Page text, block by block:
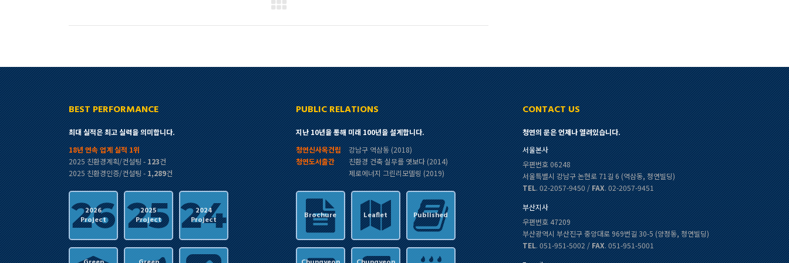
BEST PERFORMANCE
최대 실적은 최고 실력을 의미합니다.
18년 연속 업계 실적 1위
2025 친환경계획/컨설팅 -123건
2025 친환경인증/컨설팅 -1,289건
2026
Project
2025
Project
2024
Project
PUBLIC RELATIONS
지난 10년을 통해 미래 100년을 설계합니다.
청연신사옥건립
강남구 역삼동 (2018)
청연도서출간
친환경 건축 실무를 엿보다 (2014)
제로에너지 그린리모델링 (2019)
Brochure Leaflet Published
CONTACT US
청연의 문은 언제나 열려있습니다.
서울본사
우편번호 06248
서울특별시 강남구 논현로 71길 6 (역삼동, 청연빌딩)
TEL. 02-2057-9450 /FAX. 02-2057-9451
부산지사
우편번호 47209
부산광역시 부산진구 중앙대로 969번길 30-5 (양정동, 청연빌딩)
TEL. 051-951-5002 /FAX. 051-951-5001